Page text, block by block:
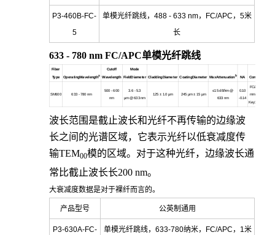
P3-460B-FC-
5
单模光纤跳线，488 - 633 nm，FC/APC，5米
长
633 - 780 nm FC/APC单模光纤跳线
Fiber
Type
OperatingWavelengtha
Cutoff
Wavelength
Mode
FieldDiameter CladdingDiameter CoatingDiameter MaxAttenuationb NA Connectors
SM600 633 - 780 nm
500 - 600
nm
3.6 - 5.3
µm @ 633 nm
125± 1.0 µm 245 µm± 15 µm
≤15 dB/km @
633 nm
0.10
-0.14
FC/APC 2.0
mm Narrow
Key30126A3
波长范围是截止波长和光纤不再传输的边缘波
长之间的光谱区域，它表示光纤以低衰减度传
输TEM00模的区域。对于这种光纤，边缘波长通
常比截止波长长200 nm。
大衰减度数据是对于裸纤而言的。
产品型号 公英制通用
P3-630A-FC-
单模光纤跳线，633-780纳米，FC/APC，1米